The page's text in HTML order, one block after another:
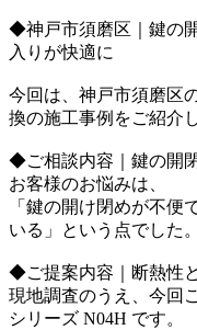
◆神戸市須磨区｜鍵の
入りが快適に
今回は、神戸市須磨区
換の施工事例をご紹介
◆ご相談内容｜鍵の開
お客様のお悩みは、
「鍵の開け閉めが不便
いる」という点でした。
◆ご提案内容｜断熱性
現地調査のうえ、今回
シリーズ N04H です。